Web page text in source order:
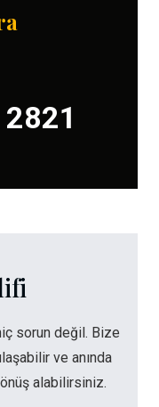
sorun değil. Bize
ve anında
alabilirsiniz.